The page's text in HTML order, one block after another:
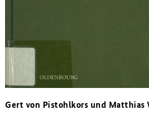
Gert von Pistohlkors und Matthias